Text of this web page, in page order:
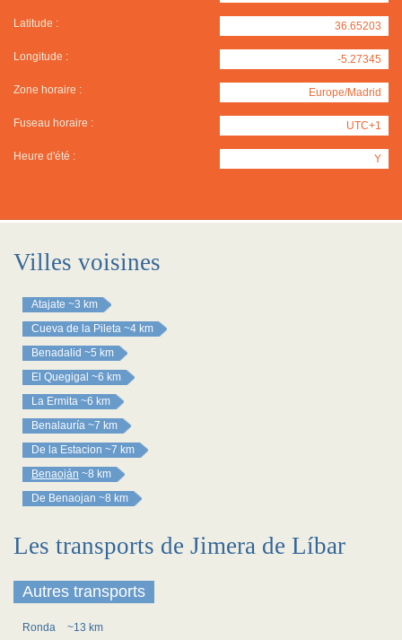
Latitude : 36.65203
Longitude : -5.27345
Zone horaire : Europe/Madrid
Fuseau horaire : UTC+1
Heure d'été : Y
Villes voisines
Atajate ~3 km
Cueva de la Pileta ~4 km
Benadalid ~5 km
El Quegigal ~6 km
La Ermita ~6 km
Benalauría ~7 km
De la Estacion ~7 km
Benaoján ~8 km
De Benaojan ~8 km
Les transports de Jimera de Líbar
Autres transports
Ronda
~13 km